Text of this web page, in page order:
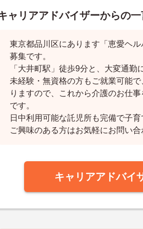
ャリアアドバイザーからの
東京都品川区にあります「恵愛ヘ
募集です。
「大井町駅」徒歩9分と、大変通勤
未経験・無資格の方もご就業可能
りますので、これから介護のお仕
です。
日中利用可能な託児所も完備で子育
ご興味のある方はお気軽にお問い合
キャリアアドバイ